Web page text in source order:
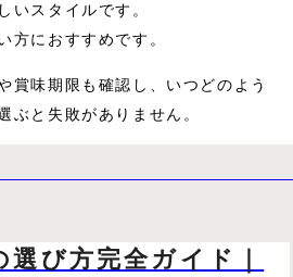
いスタイルです。
方におすすめです。
賞味期限も確認し、いつどのよう
ぶと失敗がありません。
び方完全ガイド｜